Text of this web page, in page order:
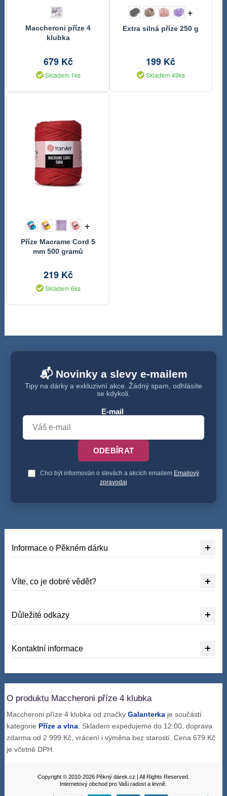
Maccheroni příze 4
klubka
679 Kč
Skladem 1ks
+
Extra silná příze 250 g
199 Kč
Skladem 49ks
+
Příze Macrame Cord 5
mm 500 gramů
219 Kč
Skladem 6ks
📬 Novinky a slevy e-mailem
Tipy na dárky a exkluzivní akce. Žádný spam, odhlásíte
se kdykoli.
E-mail
ODEBÍRAT
Chci být informován o slevách a akcích emailem Emailový
zpravodaj
Informace o Pěkném dárku
Víte, co je dobré vědět?
Důležité odkazy
Kontaktní informace
O produktu Maccheroni příze 4 klubka
Maccheroni příze 4 klubka od značkyGalanterka je součástí
kategorie Příze a vlna . Skladem expedujeme do 12:00, doprava
zdarma od 2 999 Kč, vrácení i výměna bez starostí. Cena 679 Kč
je včetně DPH.
Copyright © 2010-2026 Pěkný dárek.cz | All Rights Reserved.
Internetový obchod pro Vaši radost a levně.